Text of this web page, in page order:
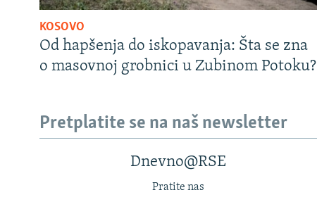
KOSOVO
Od hapšenja do iskopavanja: Šta se zna
o masovnoj grobnici u Zubinom Potoku?
Pretplatite se na naš newsletter
Dnevno@RSE
Pratite nas